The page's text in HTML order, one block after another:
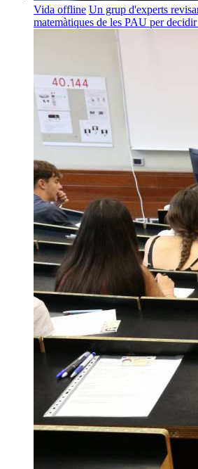
Vida offline Un grup d'experts
matemàtiques de les PAU per decidir